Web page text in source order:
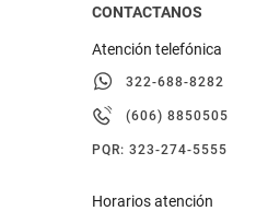
cuidado personal
otros
CONTACTANOS
Atención telefónica
322-688-8282
(606) 8850505
PQR: 323-274-5555
Horarios atención